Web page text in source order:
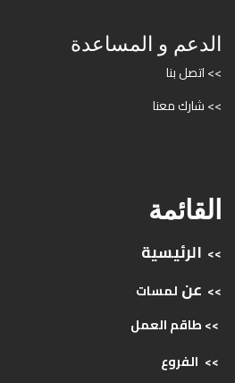
الدعم و المساعدة
>> اتصل بنا
>> شارك معنا
القائمة
>> الرئيسية
>> عن لمسات
>> طاقمالعمل
>> الفروع